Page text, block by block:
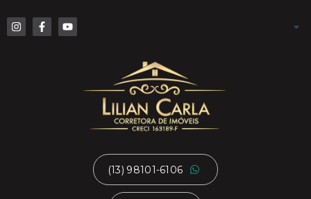
(13) 98101-6106